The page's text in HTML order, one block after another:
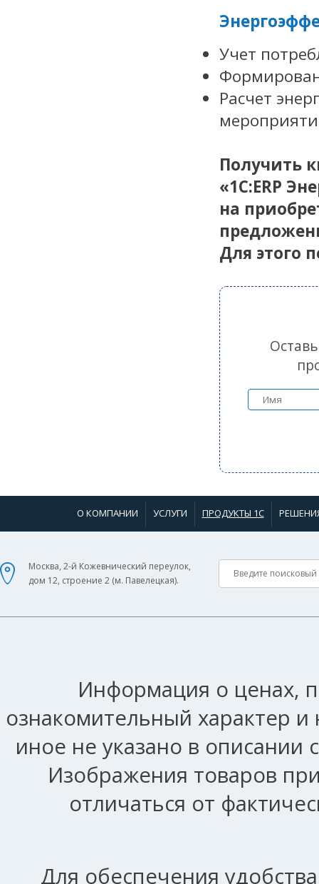
Учет
Расчет
Получить
«1С:ERP
на
Для этого
О КОМПАНИИ УСЛУГИ ПРОДУКТЫ 1С
Москва, 2-й Кожевнический переулок,
дом 12, строение 2 (м. Павелецкая).
Информация о ценах,
ознакомительный характер
иное не указано в описании
Изображения товаров
отличаться от
Для обеспечения